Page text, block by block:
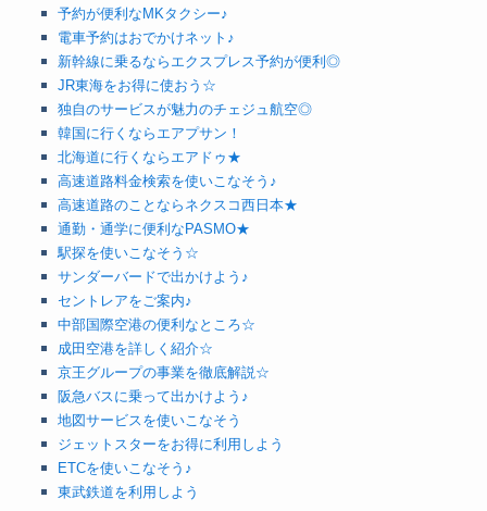
予約が便利なMKタクシー♪
電車予約はおでかけネット♪
新幹線に乗るならエクスプレス予約が便利◎
JR東海をお得に使おう☆
独自のサービスが魅力のチェジュ航空◎
韓国に行くならエアプサン！
北海道に行くならエアドゥ★
高速道路料金検索を使いこなそう♪
高速道路のことならネクスコ西日本★
通勤・通学に便利なPASMO★
駅探を使いこなそう☆
サンダーバードで出かけよう♪
セントレアをご案内♪
中部国際空港の便利なところ☆
成田空港を詳しく紹介☆
京王グループの事業を徹底解説☆
阪急バスに乗って出かけよう♪
地図サービスを使いこなそう
ジェットスターをお得に利用しよう
ETCを使いこなそう♪
東武鉄道を利用しよう